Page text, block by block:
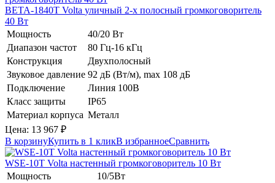
BETA-1840T Volta уличный 2-х полосный громкоговоритель
40 Вт
Мощность
40/20 Вт
Диапазон частот
80 Гц-16 кГц
Конструкция
Двухполосный
Звуковое давление 92 дБ (Вт/м), max 108 дБ
Подключение
Линия 100В
Класс защиты
IP65
Материал корпуса Металл
Цена: 13 967 ₽
В корзинуКупить в 1 кликВ избранноеСравнить
WSE-10T Volta настенный громкоговоритель 10 Вт
Мощность
10/5Вт